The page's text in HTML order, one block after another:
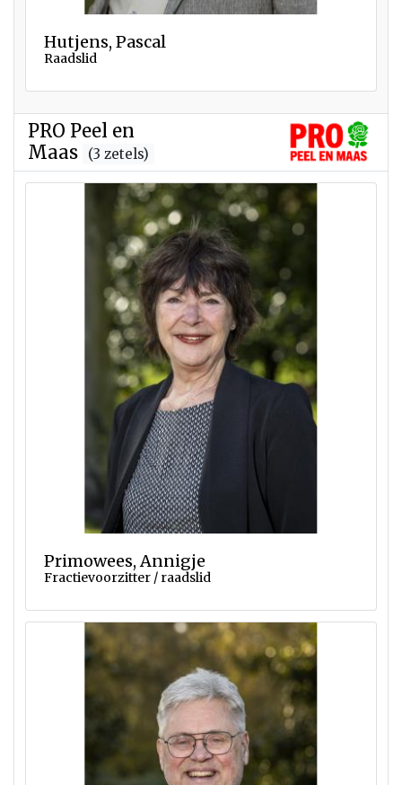
Hutjens, Pascal
Raadslid
PRO Peel en
Maas
(3 zetels)
Primowees, Annigje
Fractievoorzitter / raadslid